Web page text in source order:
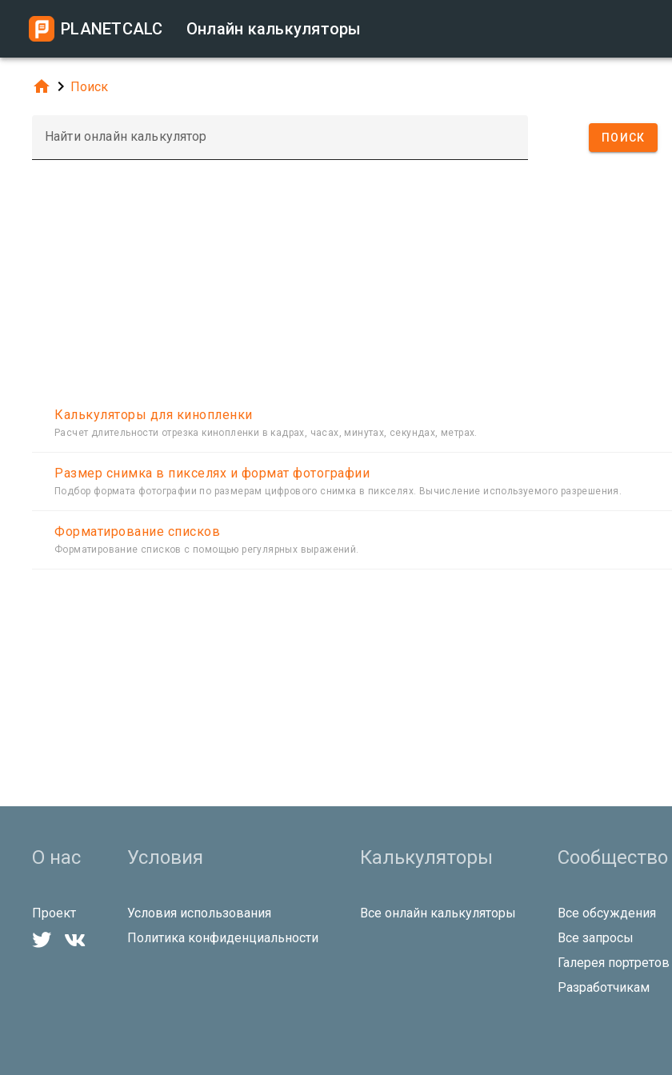
PLANETCALC Онлайн калькуляторы
  Поиск
Найти онлайн калькулятор ПОИСК
Калькуляторы для кинопленки
Расчет длительности отрезка кинопленки в кадрах, часах, минутах, секундах, метрах.
Размер снимка в пикселях и формат фотографии
Подбор формата фотографии по размерам цифрового снимка в пикселях. Вычисление используемого разрешения.
Форматирование списков
Форматирование списков с помощью регулярных выражений.
О нас
Проект
 
Условия
Условия использования
Политика конфиденциальности
Калькуляторы
Все онлайн калькуляторы
Сообщество
Все обсуждения
Все запросы
Галерея
Разработчикам